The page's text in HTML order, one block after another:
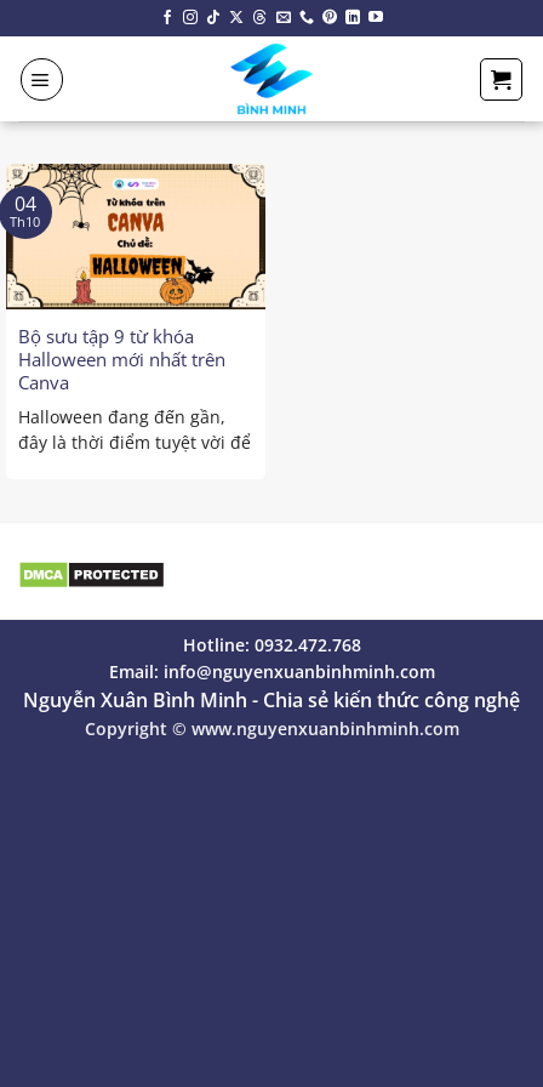
đến
nội
dung
Bộ sưu tập 9 từ khóa
Halloween mới nhất trên
Canva
Halloween đang đến gần,
đây là thời điểm tuyệt vời để
04
Th10
Hotline: 0932.472.768
Email: info@nguyenxuanbinhminh.com
Nguyễn Xuân Bình Minh - Chia sẻ kiến thức công nghệ
Copyright © www.nguyenxuanbinhminh.com